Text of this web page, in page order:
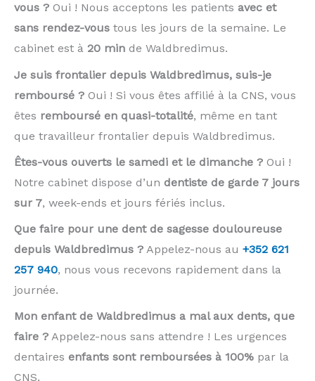
vous ? Oui ! Nous acceptons les patients avec et
sans rendez-vous tous les jours de la semaine. Le
cabinet est à 20 min de Waldbredimus.
Je suis frontalier depuis Waldbredimus, suis-je
remboursé ? Oui ! Si vous êtes affilié à la CNS, vous
êtes remboursé en quasi-totalité, même en tant
que travailleur frontalier depuis Waldbredimus.
Êtes-vous ouverts le samedi et le dimanche ? Oui !
Notre cabinet dispose d’un dentiste de garde 7 jours
sur 7, week-ends et jours fériés inclus.
Que faire pour une dent de sagesse douloureuse
depuis Waldbredimus ? Appelez-nous au +352 621
257 940, nous vous recevons rapidement dans la
journée.
Mon enfant de Waldbredimus a mal aux dents, que
faire ? Appelez-nous sans attendre ! Les urgences
dentaires enfants sont remboursées à 100% par la
CNS.